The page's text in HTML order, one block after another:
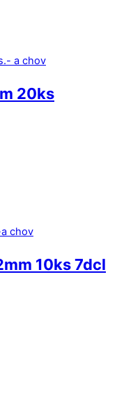
20ks
10ks 7dcl